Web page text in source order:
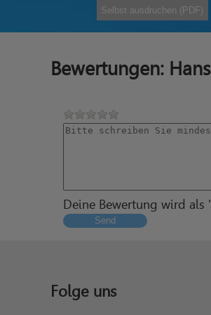
Selbst ausdruchen (PDF)
Bewertungen:
Deine Bewertung wird als
Send
Folge uns